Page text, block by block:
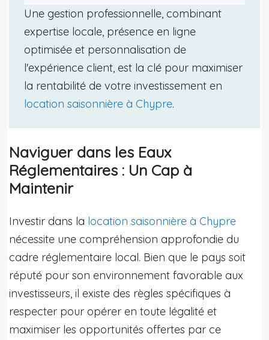
Une gestion professionnelle, combinant
expertise locale, présence en ligne
optimisée et personnalisation de
l'expérience client, est la clé pour maximiser
la rentabilité de votre investissement en
location saisonnière à Chypre.
Naviguer dans les Eaux
Réglementaires : Un Cap à
Maintenir
Investir dans la location saisonnière à Chypre
nécessite une compréhension approfondie du
cadre réglementaire local. Bien que le pays soit
réputé pour son environnement favorable aux
investisseurs, il existe des règles spécifiques à
respecter pour opérer en toute légalité et
maximiser les opportunités offertes par ce